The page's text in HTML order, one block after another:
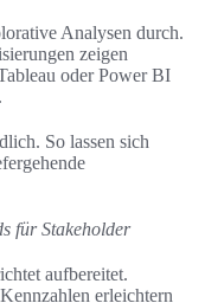
Analysen durch.
zeigen
oder Power BI
So lassen sich
für Stakeholder
aufbereitet.
erleichtern